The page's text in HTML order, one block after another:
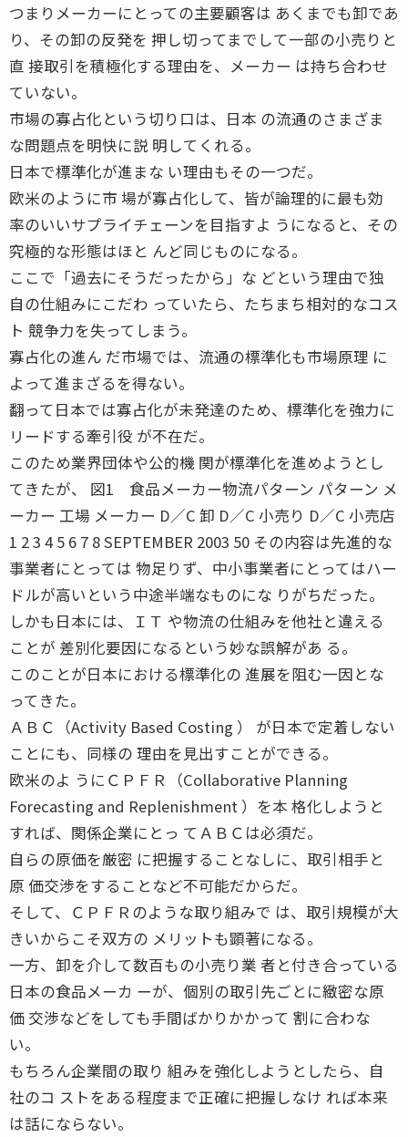
つまりメーカーにとっての主要顧客は あくまでも卸であ
り、その卸の反発を 押し切ってまでして一部の小売りと
直 接取引を積極化する理由を、メーカー は持ち合わせ
ていない。
市場の寡占化という切り口は、日本 の流通のさまざま
な問題点を明快に説 明してくれる。
日本で標準化が進まな い理由もその一つだ。
欧米のように市 場が寡占化して、皆が論理的に最も効
率のいいサプライチェーンを目指すよ うになると、その
究極的な形態はほと んど同じものになる。
ここで「過去にそうだったから」な どという理由で独
自の仕組みにこだわ っていたら、たちまち相対的なコス
ト 競争力を失ってしまう。
寡占化の進ん だ市場では、流通の標準化も市場原理 に
よって進まざるを得ない。
翻って日本では寡占化が未発達のため、標準化を強力に
リードする牽引役 が不在だ。
このため業界団体や公的機 関が標準化を進めようとし
てきたが、 図1 食品メーカー物流パターン パターン メ
ーカー 工場 メーカー D／C 卸 D／C 小売り D／C 小売店
1 2 3 4 5 6 7 8 SEPTEMBER 2003 50 その内容は先進的な
事業者にとっては 物足りず、中小事業者にとってはハー
ドルが高いという中途半端なものにな りがちだった。
しかも日本には、ＩＴ や物流の仕組みを他社と違える
ことが 差別化要因になるという妙な誤解があ る。
このことが日本における標準化の 進展を阻む一因とな
ってきた。
ＡＢＣ（Activity Based Costing ） が日本で定着しない
ことにも、同様の 理由を見出すことができる。
欧米のよ うにＣＰＦＲ（Collaborative Planning
Forecasting and Replenishment ）を本 格化しようと
すれば、関係企業にとっ てＡＢＣは必須だ。
自らの原価を厳密 に把握することなしに、取引相手と
原 価交渉をすることなど不可能だからだ。
そして、ＣＰＦＲのような取り組みで は、取引規模が大
きいからこそ双方の メリットも顕著になる。
一方、卸を介して数百もの小売り業 者と付き合っている
日本の食品メーカ ーが、個別の取引先ごとに緻密な原
価 交渉などをしても手間ばかりかかって 割に合わな
い。
もちろん企業間の取り 組みを強化しようとしたら、自
社のコ ストをある程度まで正確に把握しなけ れば本来
は話にならない。